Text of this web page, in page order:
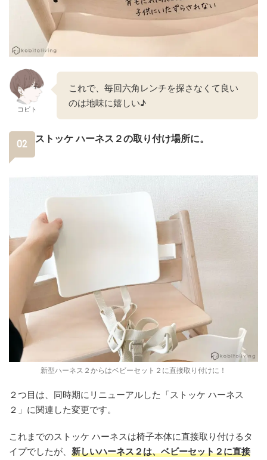
コビト
これで、毎回六角レンチを探さなくて良い
のは地味に嬉しい♪
ストッケ ハーネス２の取り付け場所に。
新型ハーネス２からはベビーセット２に直接取り付けに！
２つ目は、同時期にリニューアルした「ストッケ ハーネス
２」に関連した変更です。
これまでのストッケ ハーネスは椅子本体に直接取り付けるタ
イプでしたが、 新しいハーネス２は、ベビーセット２に直接